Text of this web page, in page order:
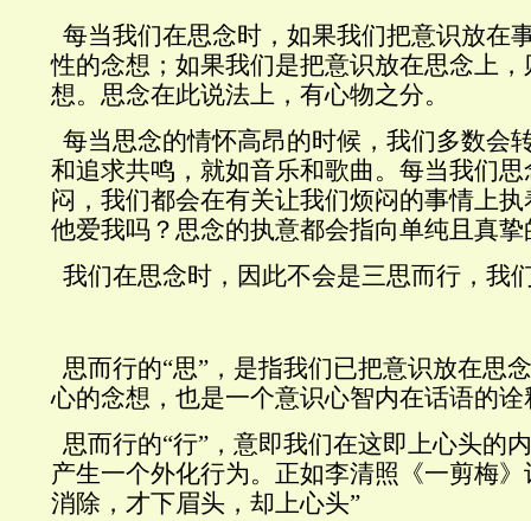
每当我们在思念时，如果我们把意识放在
性的念想；如果我们是把意识放在思念上
想。思念在此说法上，有心物之分。
每当思念的情怀高昂的时候，我们多数会
和追求共鸣，就如音乐和歌曲。每当我们
闷，我们都会在有关让我们烦闷的事情上
他爱我吗？思念的执意都会指向单纯且真
我们在思念时，因此不会是三思而行，我
思而行的“思”，是指我们已把意识放在思
心的念想，也是一个意识心智内在话语的诠
思而行的“行”，意即我们在这即上心头的
产生一个外化行为。正如李清照《一剪梅
消除，才下眉头，却上心头”